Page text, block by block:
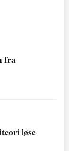
fra
løse